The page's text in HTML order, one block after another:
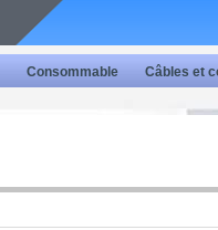
Consommable Câbles et